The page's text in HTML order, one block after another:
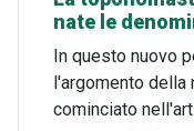
nate le
In questo nuovo
l'argomento
cominciato